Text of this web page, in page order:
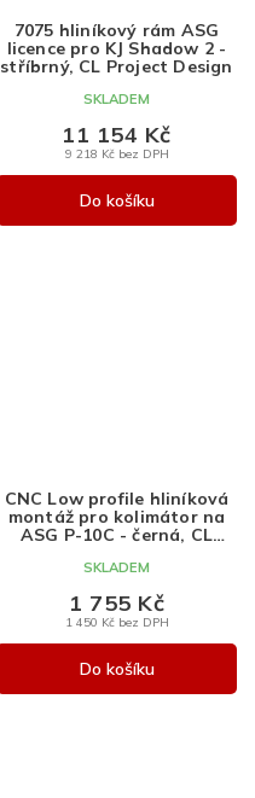
R
M
7075 hliníkový rám ASG
licence pro KJ Shadow 2 -
stříbrný, CL Project Design
SKLADEM
9 218 Kč bez DPH
11 154 Kč
Do košíku
CNC Low profile hliníková
montáž pro kolimátor na
ASG P-10C - černá, CL
SKLADEM
1 450 Kč bez DPH
1 755 Kč
Do košíku